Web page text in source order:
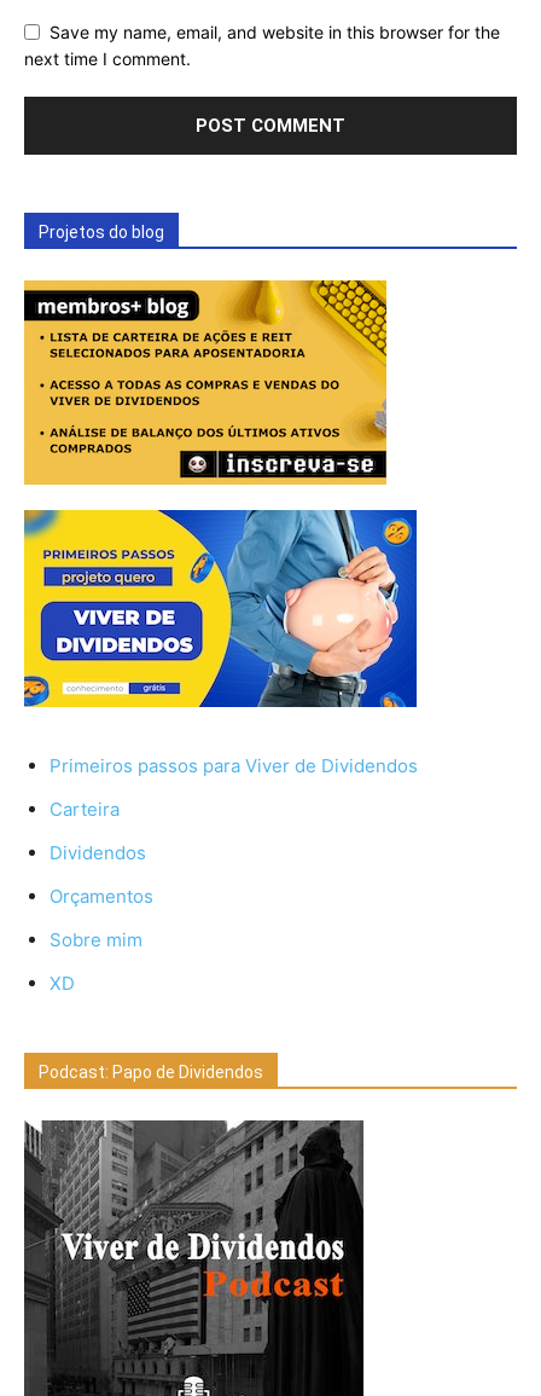
Save my name, email, and website in this browser for the
next time I comment.
Projetos do blog
Primeiros passos para Viver de Dividendos
Carteira
Dividendos
Orçamentos
Sobre mim
XD
Podcast: Papo de Dividendos